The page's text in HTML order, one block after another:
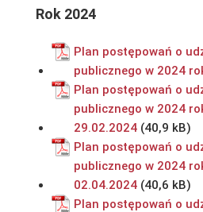
Rok 2024
Plan postępowań o
publicznego w 2024
Plan postępowań o
publicznego w 2024
29.02.2024
Plan postępowań o
publicznego w 2024
02.04.2024
Plan postępowań o